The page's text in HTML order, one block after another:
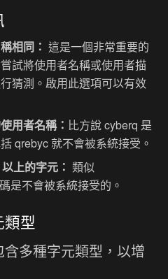
相同： 這是一個非常重要的
試將使用者名稱或使用者描
猜測。啟用此選項可以有效
用者名稱： 比方說 cyberq 是
qrebyc 就不會被系統接受。
上的字元： 類似
是不會被系統接受的。
型
多種字元類型，以增